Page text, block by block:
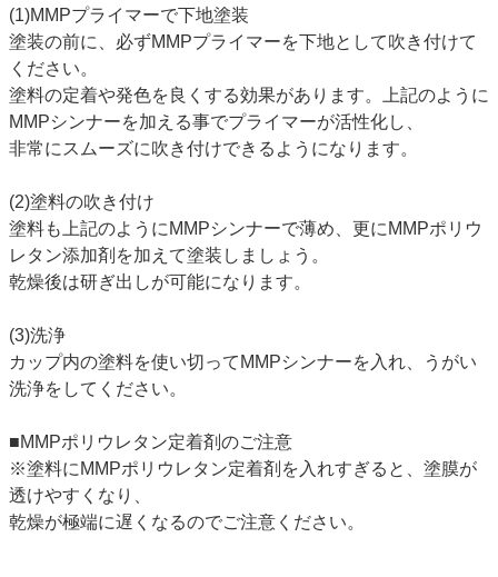
(1)MMPプライマーで下地塗装
塗装の前に、必ずMMPプライマーを下地として吹き付けて
ください。
塗料の定着や発色を良くする効果があります。上記のように
MMPシンナーを加える事でプライマーが活性化し、
非常にスムーズに吹き付けできるようになります。
(2)塗料の吹き付け
塗料も上記のようにMMPシンナーで薄め、更にMMPポリウ
レタン添加剤を加えて塗装しましょう。
乾燥後は研ぎ出しが可能になります。
(3)洗浄
カップ内の塗料を使い切ってMMPシンナーを入れ、うがい
洗浄をしてください。
■MMPポリウレタン定着剤のご注意
※塗料にMMPポリウレタン定着剤を入れすぎると、塗膜が
透けやすくなり、
乾燥が極端に遅くなるのでご注意ください。